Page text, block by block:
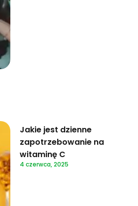
Jakie jest dzienne
zapotrzebowanie na
witaminę C
4 czerwca, 2025